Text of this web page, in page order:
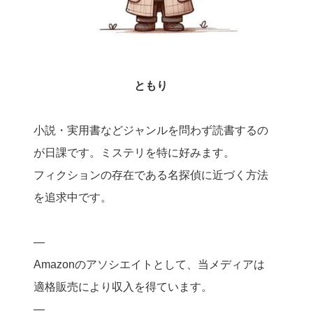
ともり
小説・実用書などジャンルを問わず読書するの
が日課です。ミステリを特に好みます。
フィクションの存在である名探偵に近づく方法
を追求中です。
—
Amazonのアソシエイトとして、当メディアは
適格販売により収入を得ています。
—